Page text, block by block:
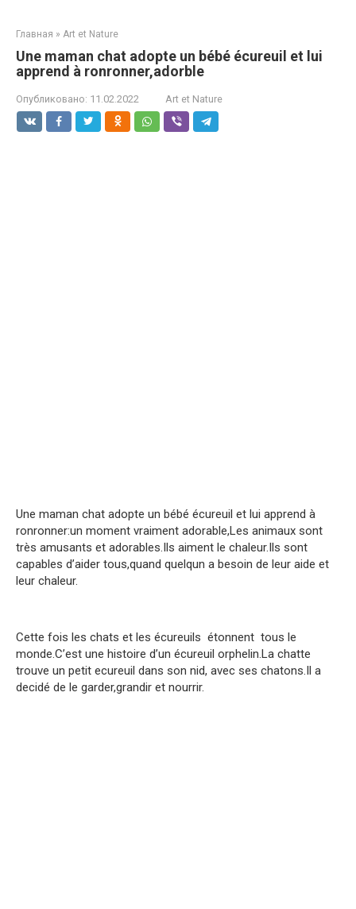
Главная » Art et Nature
Une maman chat adopte un bébé écureuil et lui
apprend à ronronner,adorble
Опубликовано: 11.02.2022 Art et Nature
Une maman chat adopte un bébé écureuil et lui apprend à
ronronner:un moment vraiment adorable,Les animaux sont
très amusants et adorables.Ils aiment le chaleur.Ils sont
capables d’aider tous,quand quelqun a besoin de leur aide et
leur chaleur.
Cette fois les chats et les écureuils étonnent tous le
monde.C’est une histoire d’un écureuil orphelin.La chatte
trouve un petit ecureuil dans son nid, avec ses chatons.Il a
decidé de le garder,grandir et nourrir.